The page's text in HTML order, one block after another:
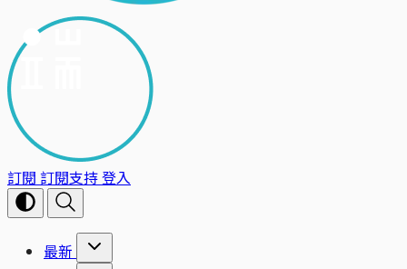
訂閱 訂閱支持登入
最新